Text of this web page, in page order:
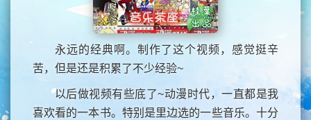
永远的经典啊。制作了这个视频，感觉挺辛
苦，但是还是积累了不少经验~
以后做视频有些底了~动漫时代，一直都是我
喜欢看的一本书。特别是里边选的一些音乐。十分